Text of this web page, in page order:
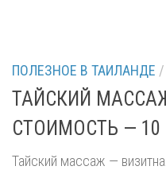
ПОЛЕЗНОЕ В ТАИЛАНДЕ /
ТАЙСКИЙ
СТОИМОСТЬ — 10
Тайский массаж —